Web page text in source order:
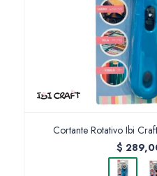
Cortante Rotativo Ibi
$